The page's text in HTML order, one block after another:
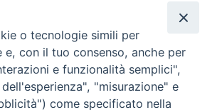
o tecnologie simili per
e, con il tuo consenso, anche per
e funzionalità semplici",
"misurazione" e
come specificato nella